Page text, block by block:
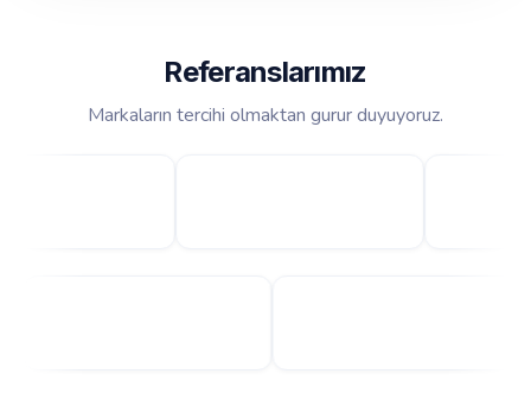
Referanslarımız
Markaların tercihi olmaktan gurur duyuyoruz.